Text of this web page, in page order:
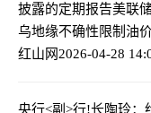
披露的定期报告美联
乌地缘不确性限制油
红山网2026-04-28
央行<副>行!长陶玲：